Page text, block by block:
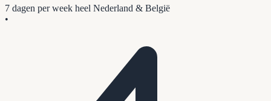
7 dagen per week heel Nederland & België
•